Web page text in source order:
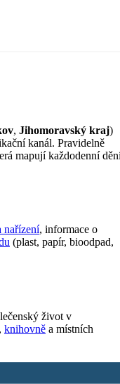
, Jihomoravský kraj)
kanál. Pravidelně
mapují každodenní
nařízení, informace o
(plast, papír, bioodpad,
život v
, knihovně a místních